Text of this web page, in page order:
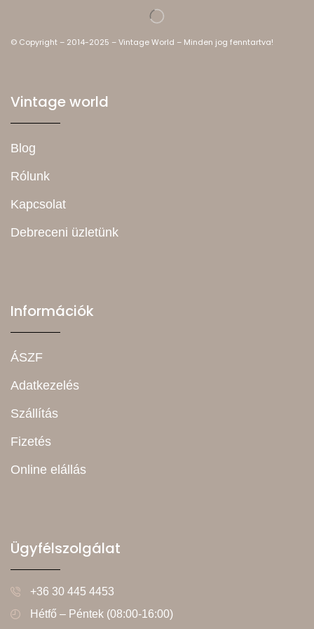
© Copyright – 2014-2025 – Vintage World – Minden jog fenntartva!
Vintage world
Blog
Rólunk
Kapcsolat
Debreceni üzletünk
Információk
ÁSZF
Adatkezelés
Szállítás
Fizetés
Online elállás
Ügyfélszolgálat
+36 30 445 4453
Hétfő – Péntek (08:00-16:00)